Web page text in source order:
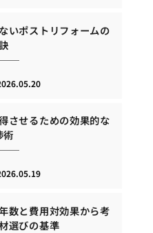
いポストリフォームの
させるための効果的な
術
数と費用対効果から考
選びの基準